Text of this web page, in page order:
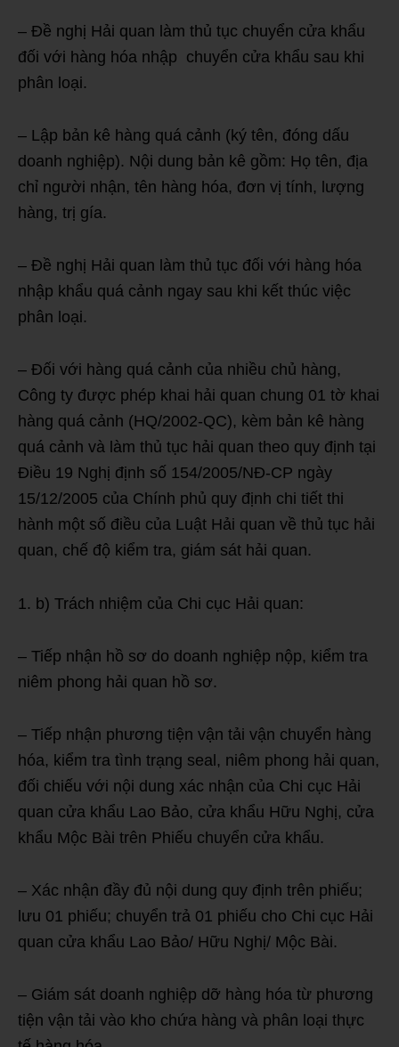
– Đề nghị Hải quan làm thủ tục chuyển cửa khẩu
đối với hàng hóa nhập chuyển cửa khẩu sau khi
phân loại.
– Lập bản kê hàng quá cảnh (ký tên, đóng dấu
doanh nghiệp). Nội dung bản kê gồm: Họ tên, địa
chỉ người nhận, tên hàng hóa, đơn vị tính, lượng
hàng, trị gía.
– Đề nghị Hải quan làm thủ tục đối với hàng hóa
nhập khẩu quá cảnh ngay sau khi kết thúc việc
phân loại.
– Đối với hàng quá cảnh của nhiều chủ hàng,
Công ty được phép khai hải quan chung 01 tờ khai
hàng quá cảnh (HQ/2002-QC), kèm bản kê hàng
quá cảnh và làm thủ tục hải quan theo quy định tại
Điều 19 Nghị định số 154/2005/NĐ-CP ngày
15/12/2005 của Chính phủ quy định chi tiết thi
hành một số điều của Luật Hải quan về thủ tục hải
quan, chế độ kiểm tra, giám sát hải quan.
b) Trách nhiệm của Chi cục Hải quan:
– Tiếp nhận hồ sơ do doanh nghiệp nộp, kiểm tra
niêm phong hải quan hồ sơ.
– Tiếp nhận phương tiện vận tải vận chuyển hàng
hóa, kiểm tra tình trạng seal, niêm phong hải quan,
đối chiếu với nội dung xác nhận của Chi cục Hải
quan cửa khẩu Lao Bảo, cửa khẩu Hữu Nghị, cửa
khẩu Mộc Bài trên Phiếu chuyển cửa khẩu.
– Xác nhận đầy đủ nội dung quy định trên phiếu;
lưu 01 phiếu; chuyển trả 01 phiếu cho Chi cục Hải
quan cửa khẩu Lao Bảo/ Hữu Nghị/ Mộc Bài.
– Giám sát doanh nghiệp dỡ hàng hóa từ phương
tiện vận tải vào kho chứa hàng và phân loại thực